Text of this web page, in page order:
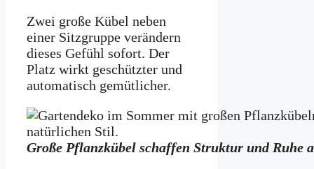
Zwei große Kübel neben
einer Sitzgruppe verändern
dieses Gefühl sofort. Der
Platz wirkt geschützter und
automatisch gemütlicher.
Große Pflanzkübel schaffen Struktur und Ruhe